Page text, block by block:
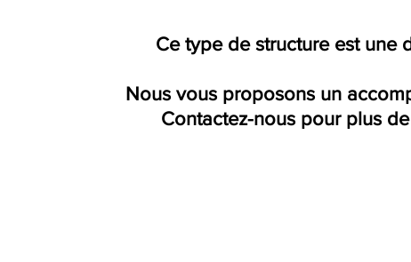
Ce type de structure est une
Nous vous proposons un
Contactez-nous pour plus